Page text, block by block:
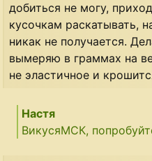
добиться не могу,
кусочкам раскатывать,
никак не получается.
вымеряю в граммах на
не эластичное и
Настя
ВикусяМСК,